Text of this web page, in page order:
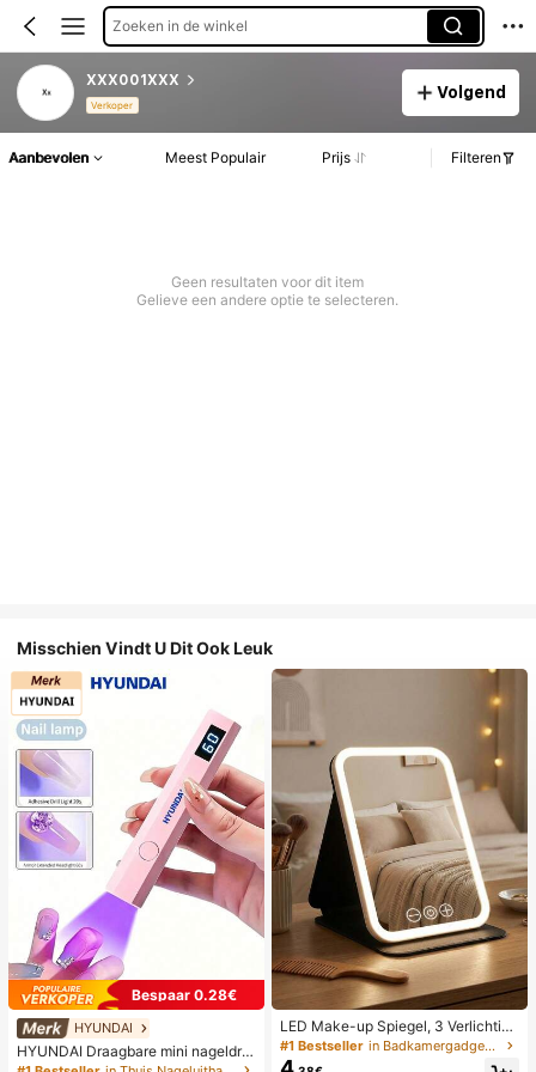
Zoeken in de winkel
XXX001XXX
Verkoper
Volgend
Aanbevolen Meest Populair Prijs Filteren
Geen resultaten voor dit item
Gelieve een andere optie te selecteren.
Misschien Vindt U Dit Ook Leuk
Bespaar 0.28€
HYUNDAI
HYUNDAI Draagbare mini nageldro
ger, oplaadbare handlamp UV/LED
LED Make-up Spiegel, 3 Verlichting
smodi, Verstelbare Helderheid, Draa
gbaar Vouwbaar Ontwerp, Geschikt
#1 Bestseller in Badkamergadgets die favoriet zijn bij klanten B